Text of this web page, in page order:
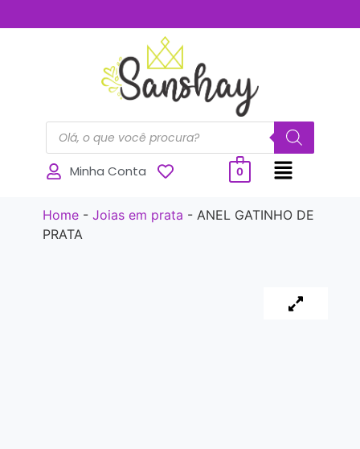
Minha Conta 0
Home- Joias em prata - ANEL GATINHO DE
PRATA